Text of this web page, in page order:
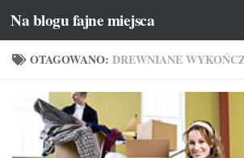
Przeskocz do treści
Na blogu fajne miejsca
OTAGOWANO: DREWNIANE